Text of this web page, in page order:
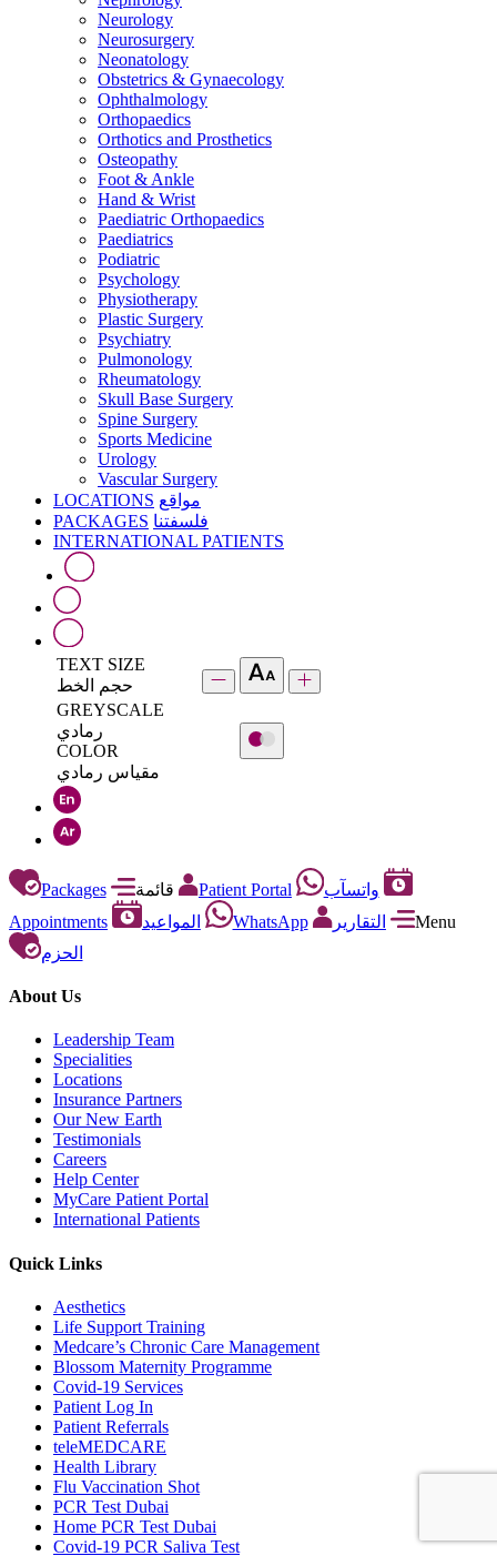
Neurology
Neurosurgery
Neonatology
Obstetrics & Gynaecology
Ophthalmology
Orthopaedics
Orthotics and Prosthetics
Osteopathy
Foot & Ankle
Hand & Wrist
Paediatric Orthopaedics
Paediatrics
Podiatric
Psychology
Physiotherapy
Plastic Surgery
Psychiatry
Pulmonology
Rheumatology
Skull Base Surgery
Spine Surgery
Sports Medicine
Urology
Vascular Surgery
LOCATIONS مواقع
PACKAGES فلسفتنا
INTERNATIONAL PATIENTS
TEXT SIZE
حجم الخط
GREYSCALE
رمادي
COLOR
مقياس رمادي
Packages Patient Portal
واتسآب
Appointments
المواعيد WhatsApp التقارير
Menu
الحزم
About Us
Leadership Team
Specialities
Locations
Insurance Partners
Our New Earth
Testimonials
Careers
Help Center
MyCare Patient Portal
International Patients
Quick Links
Aesthetics
Life Support Training
Medcare’s Chronic Care Management
Blossom Maternity Programme
Covid-19 Services
Patient Log In
Patient Referrals
teleMEDCARE
Health Library
Flu Vaccination Shot
PCR Test Dubai
Home PCR Test Dubai
Covid-19 PCR Saliva Test